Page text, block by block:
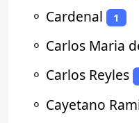
⚬ Cardenal 1
⚬ Carlos Maria
⚬ Carlos Reyles
⚬ Cayetano